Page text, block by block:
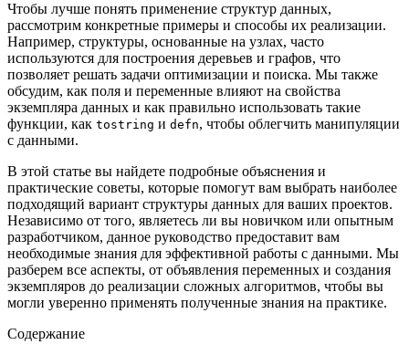
Чтобы лучше понять применение структур данных,
рассмотрим конкретные примеры и способы их реализации.
Например, структуры, основанные на узлах, часто
используются для построения деревьев и графов, что
позволяет решать задачи оптимизации и поиска. Мы также
обсудим, как поля и переменные влияют на свойства
экземпляра данных и как правильно использовать такие
функции, как tostring и defn, чтобы облегчить манипуляции
с данными.
В этой статье вы найдете подробные объяснения и
практические советы, которые помогут вам выбрать наиболее
подходящий вариант структуры данных для ваших проектов.
Независимо от того, являетесь ли вы новичком или опытным
разработчиком, данное руководство предоставит вам
необходимые знания для эффективной работы с данными. Мы
разберем все аспекты, от объявления переменных и создания
экземпляров до реализации сложных алгоритмов, чтобы вы
могли уверенно применять полученные знания на практике.
Содержание